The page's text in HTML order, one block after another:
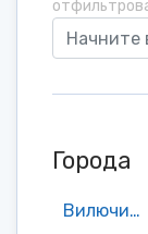
Города
Вилючинск